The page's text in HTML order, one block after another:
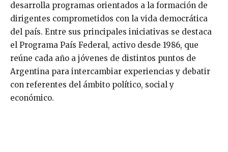
desarrolla programas orientados a la formación de
dirigentes comprometidos con la vida democrática
del país. Entre sus principales iniciativas se destaca
el Programa País Federal, activo desde 1986, que
reúne cada año a jóvenes de distintos puntos de
Argentina para intercambiar experiencias y debatir
con referentes del ámbito político, social y
económico.